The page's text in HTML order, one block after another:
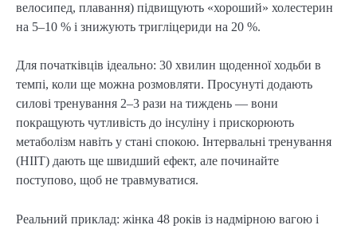
велосипед, плавання) підвищують «хороший» холестерин
на 5–10 % і знижують тригліцериди на 20 %.
Для початківців ідеально: 30 хвилин щоденної ходьби в
темпі, коли ще можна розмовляти. Просунуті додають
силові тренування 2–3 рази на тиждень — вони
покращують чутливість до інсуліну і прискорюють
метаболізм навіть у стані спокою. Інтервальні тренування
(HIIT) дають ще швидший ефект, але починайте
поступово, щоб не травмуватися.
Реальний приклад: жінка 48 років із надмірною вагою і